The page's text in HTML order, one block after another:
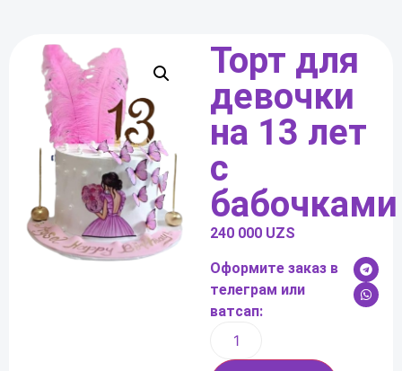
Торт для
девочки
на 13 лет
с
бабочками
240 000 UZS
Оформите заказ в
телеграм или
ватсап: